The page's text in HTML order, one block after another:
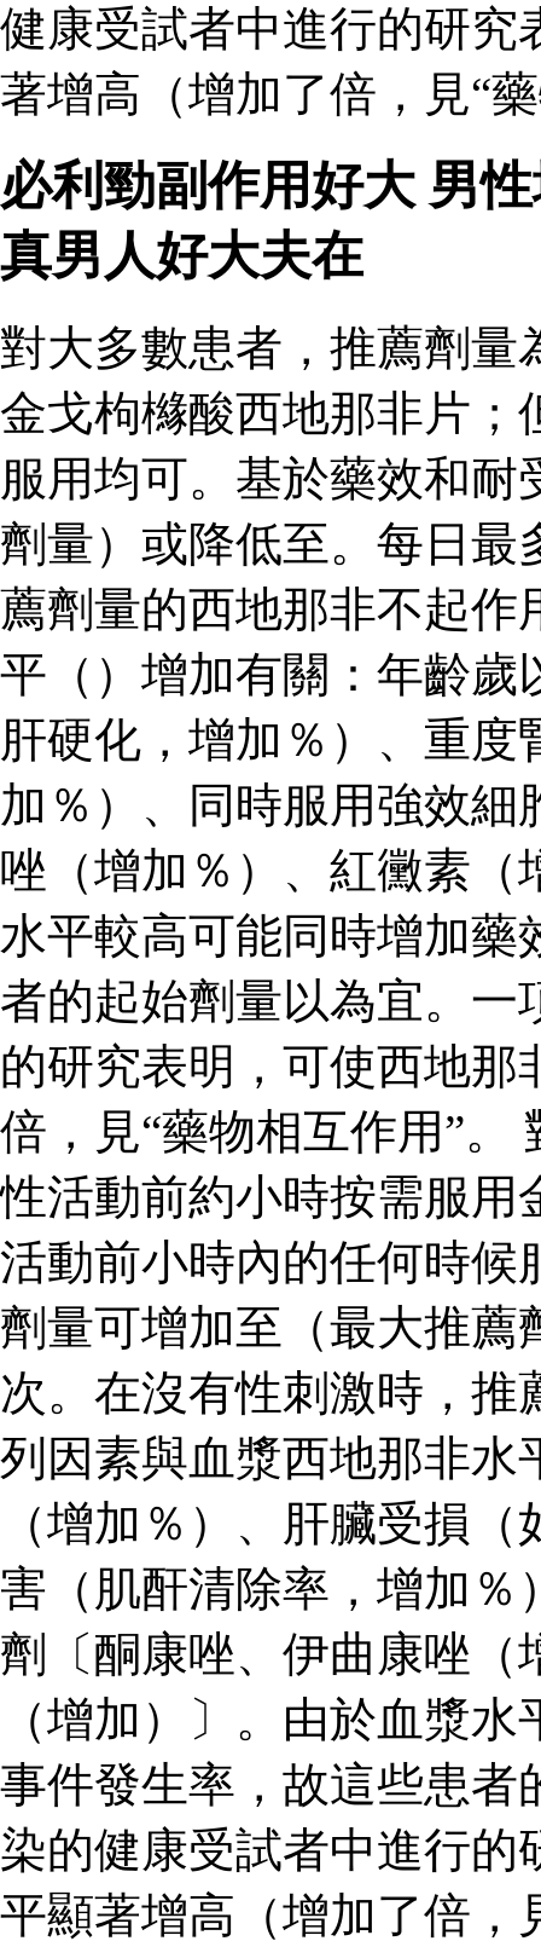
健康受試者中進行的研究
著增高（增加了倍，見“
必利勁副作用好大 男
真男人好大夫在
對大多數患者，推薦劑量
金戈枸櫞酸西地那非片；
服用均可。基於藥效和
劑量）或降低至。每日最
薦劑量的西地那非不起作
平（）增加有關：年齡歲
肝硬化，增加％）、重
加％）、同時服用強效
唑（增加％）、紅黴素（
水平較高可能同時增加藥
者的起始劑量以為宜。一
的研究表明，可使西地
倍，見“藥物相互作用”。
性活動前約小時按需服用
活動前小時內的任何時候
劑量可增加至（最大推薦
次。在沒有性刺激時，
列因素與血漿西地那非水
（增加％）、肝臟受損
害（肌酐清除率，增加％
劑〔酮康唑、伊曲康唑（
（增加）〕。由於血漿
事件發生率，故這些患者
染的健康受試者中進行的
平顯著增高（增加了倍，